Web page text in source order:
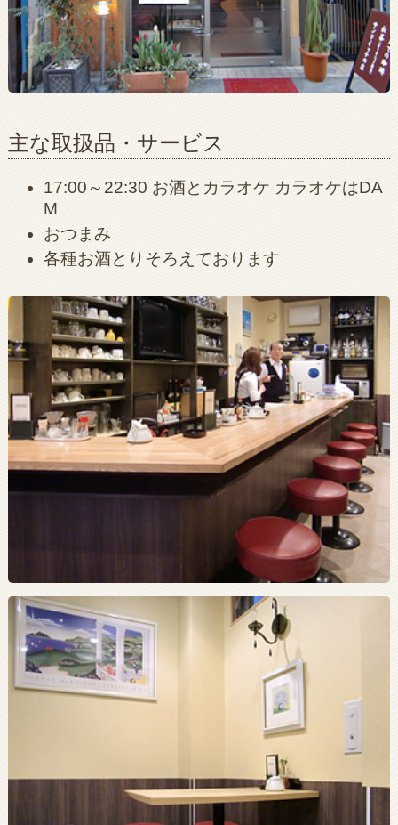
主な取扱品・サービス
17:00～22:30 お酒とカラオケ カラオケはDA
M
おつまみ
各種お酒とりそろえております